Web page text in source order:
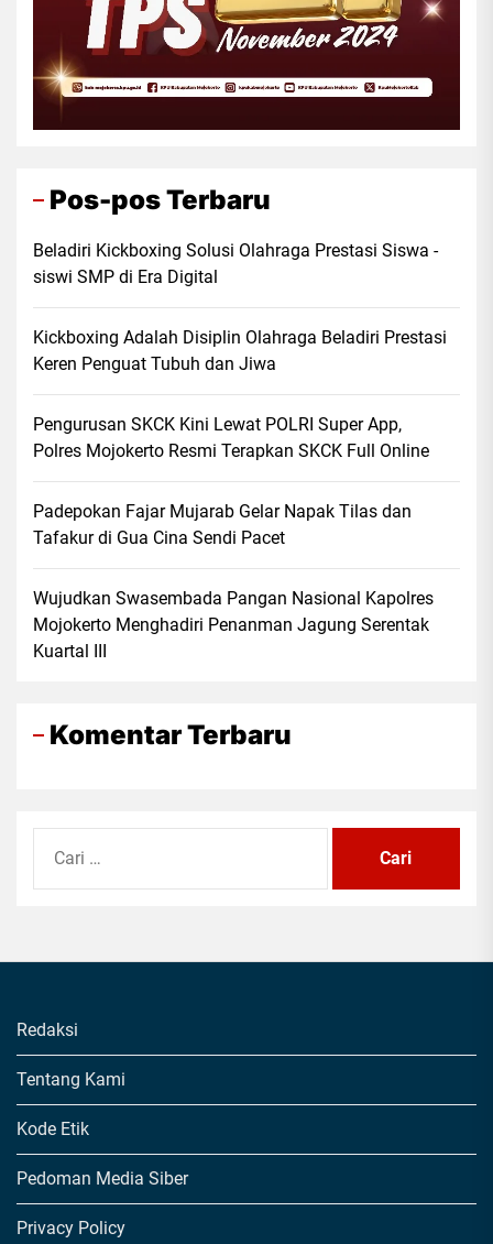
Pos-pos Terbaru
Beladiri Kickboxing Solusi Olahraga Prestasi Siswa -
siswi SMP di Era Digital
Kickboxing Adalah Disiplin Olahraga Beladiri Prestasi
Keren Penguat Tubuh dan Jiwa
Pengurusan SKCK Kini Lewat POLRI Super App,
Polres Mojokerto Resmi Terapkan SKCK Full Online
Padepokan Fajar Mujarab Gelar Napak Tilas dan
Tafakur di Gua Cina Sendi Pacet
Wujudkan Swasembada Pangan Nasional Kapolres
Mojokerto Menghadiri Penanman Jagung Serentak
Kuartal III
Komentar Terbaru
untuk:
Redaksi
Tentang Kami
Kode Etik
Pedoman Media Siber
Privacy Policy